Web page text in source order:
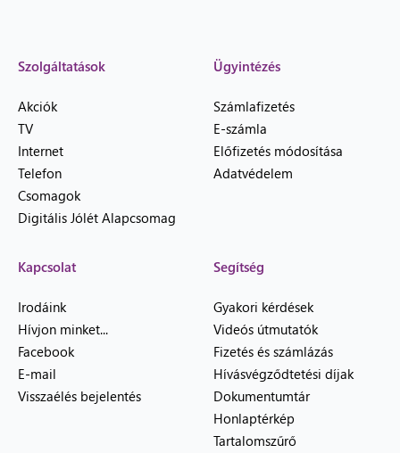
Szolgáltatások
Akciók
TV
Internet
Telefon
Csomagok
Digitális Jólét Alapcsomag
Ügyintézés
Számlafizetés
E-számla
Előfizetés módosítása
Adatvédelem
Kapcsolat
Irodáink
Hívjon minket...
Facebook
E-mail
Visszaélés bejelentés
Segítség
Gyakori kérdések
Videós útmutatók
Fizetés és számlázás
Hívásvégződtetési díjak
Dokumentumtár
Honlaptérkép
Tartalomszűrő